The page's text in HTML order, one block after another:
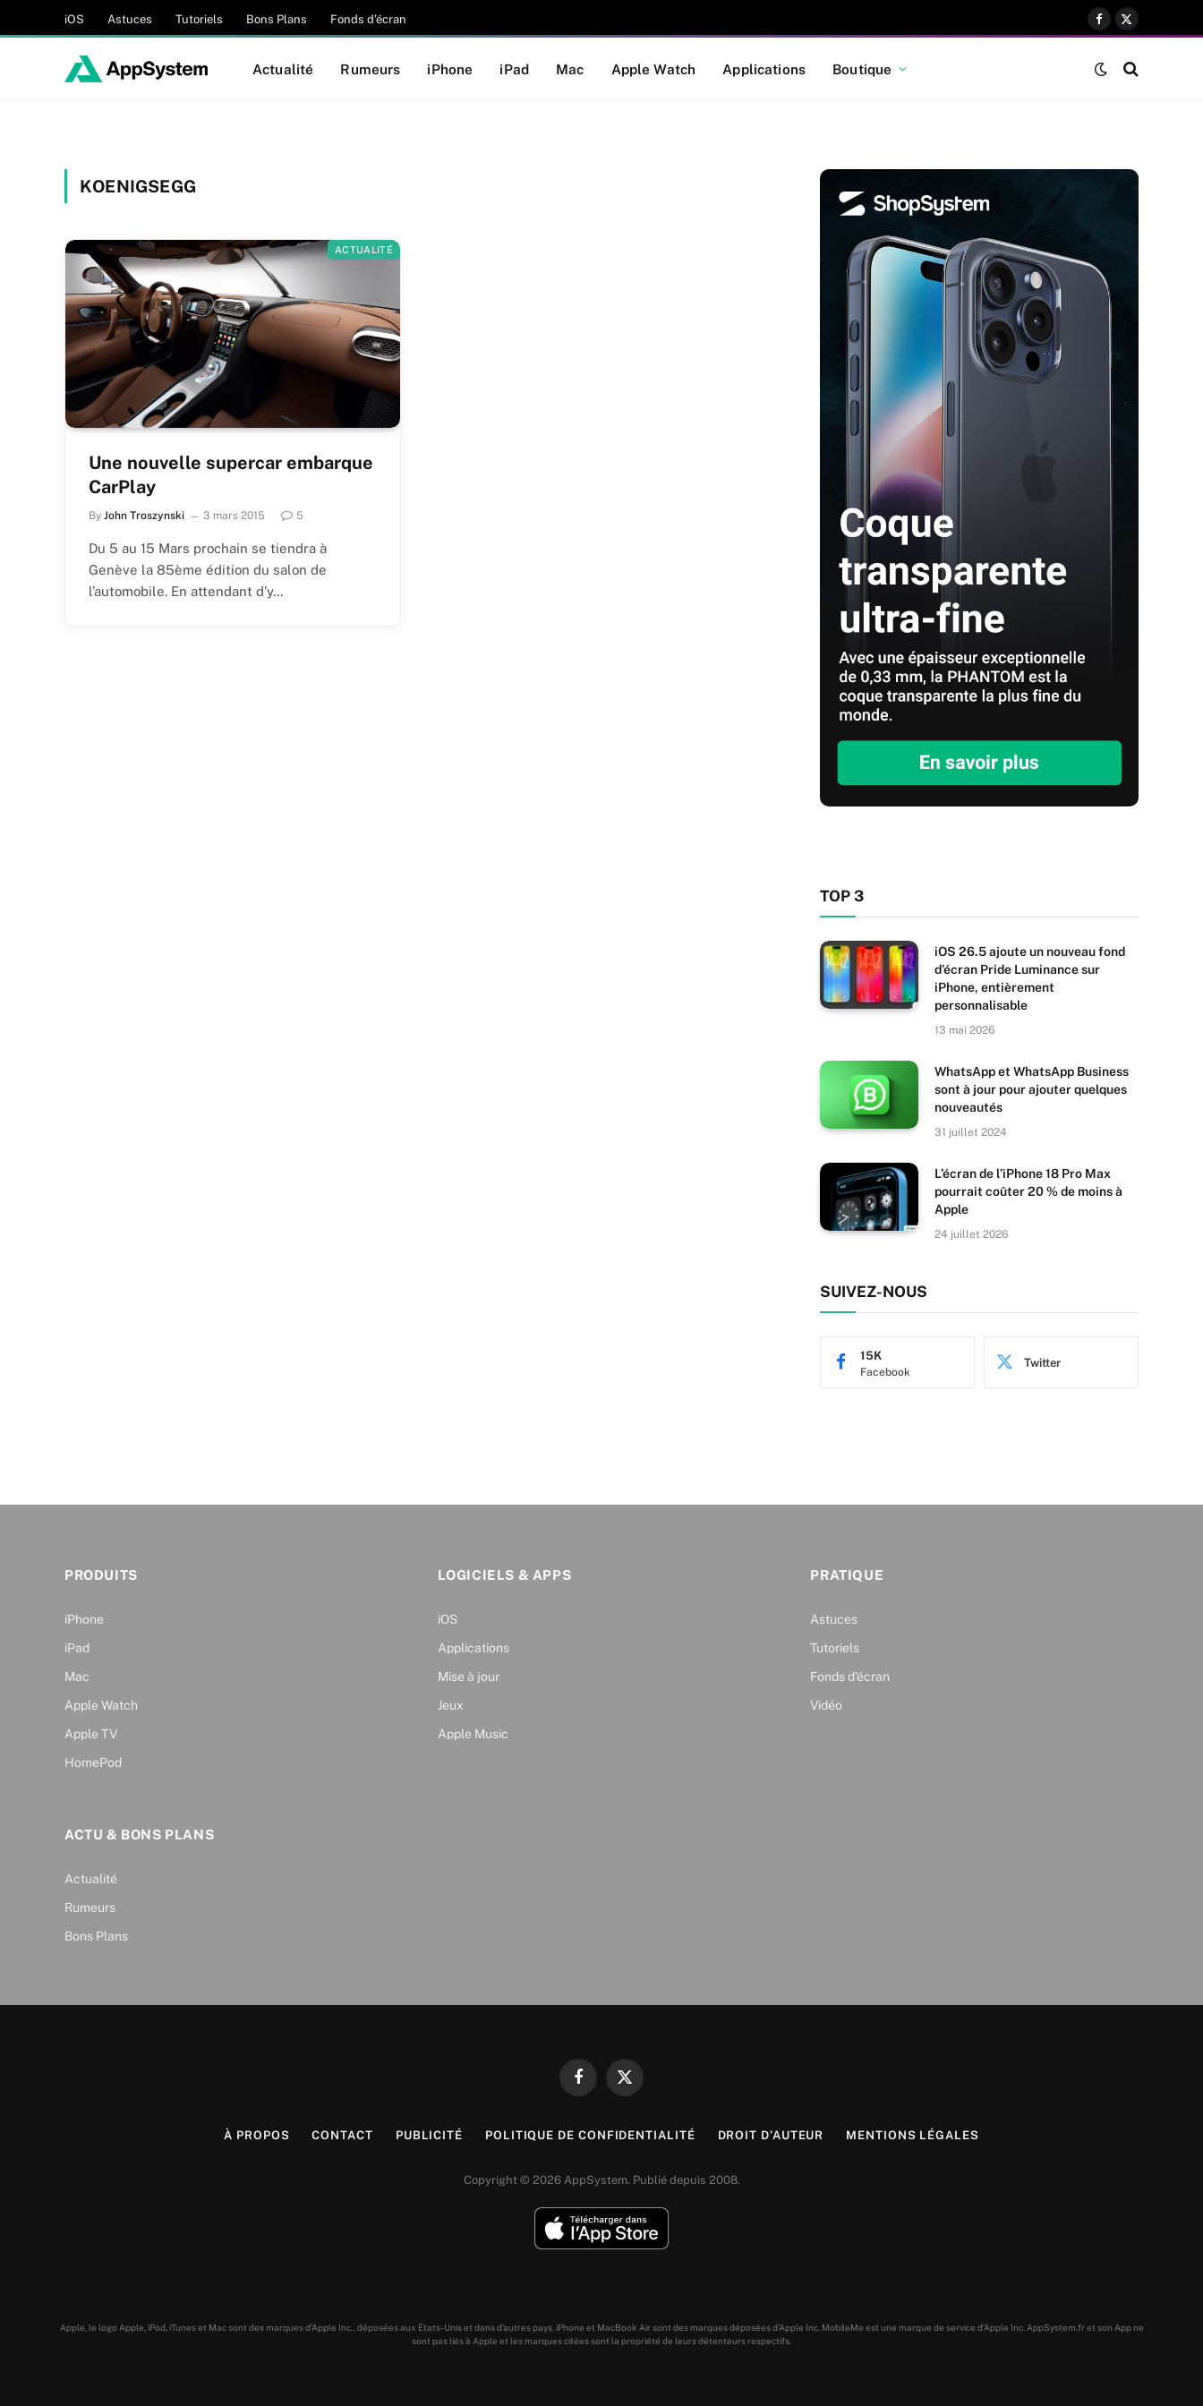
iOS Astuces Tutoriels Bons Plans Fonds d’écran
Facebook
X
Actualité Rumeurs iPhone iPad Mac Apple Watch Applications Boutique
KOENIGSEGG
ACTUALITÉ
Une nouvelle supercar embarque
CarPlay
By John Troszynski 3 mars 2015 5
Du 5 au 15 Mars prochain se tiendra à
Genève la 85ème édition du salon de
l’automobile. En attendant d’y…
TOP 3
iOS 26.5 ajoute un nouveau fond
d’écran Pride Luminance sur
iPhone, entièrement
personnalisable
13 mai 2026
WhatsApp et WhatsApp Business
sont à jour pour ajouter quelques
nouveautés
31 juillet 2024
L’écran de l’iPhone 18 Pro Max
pourrait coûter 20 % de moins à
Apple
24 juillet 2026
SUIVEZ-NOUS
Facebook
15K Twitter
PRODUITS
iPhone
iPad
Mac
Apple Watch
Apple TV
HomePod
LOGICIELS & APPS
iOS
Applications
Mise à jour
Jeux
Apple Music
PRATIQUE
Astuces
Tutoriels
Fonds d’écran
Vidéo
ACTU & BONS PLANS
Actualité
Rumeurs
Bons Plans
FacebookX
À PROPOS CONTACT PUBLICITÉ POLITIQUE DE CONFIDENTIALITÉ DROIT D’AUTEUR MENTIONS LÉGALES
Copyright © 2026 AppSystem. Publié depuis 2008.
Apple, le logo Apple, iPod, iTunes et Mac sont des marques d’Apple Inc., déposées aux États-Unis et dans d’autres pays. iPhone et MacBook Air sont des marques déposées d’Apple Inc. MobileMe est une marque de service d’Apple Inc. AppSystem.fr et son App ne
sont pas liés à Apple et les marques citées sont la propriété de leurs détenteurs respectifs.